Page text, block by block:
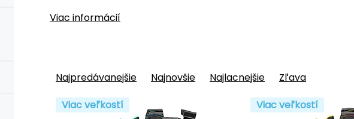
Viac informácií
Najpredávanejšie Najnovšie Najlacnejšie Zľava
Viac veľkostí
Viac veľkostí